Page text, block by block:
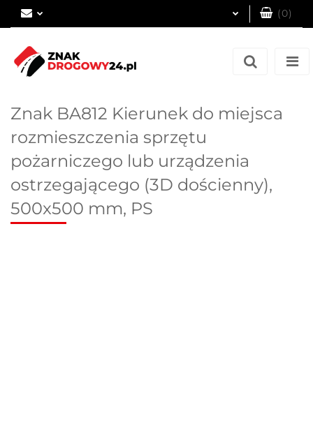
(0)
Znak BA812 Kierunek do miejsca
rozmieszczenia sprzętu
pożarniczego lub urządzenia
ostrzegającego (3D dościenny),
500x500 mm, PS